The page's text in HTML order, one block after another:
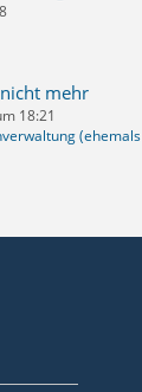
mehr
18:21
(ehemals